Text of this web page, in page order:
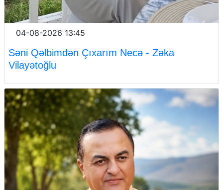
04-08-2026 13:45
Səni Qəlbimdən Çıxarım Necə - Zəka
Vilayətoğlu